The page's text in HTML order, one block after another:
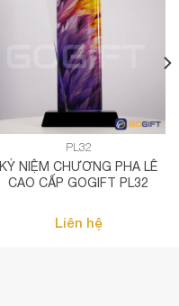
PL32
KỶ NIỆM CHƯƠNG PHA LÊ
CAO CẤP GOGIFT PL32
Liên hệ